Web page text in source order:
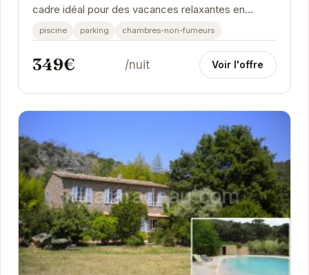
cadre idéal pour des vacances relaxantes en
famille ou entre amis. Avec sa piscine privée, vous
pourrez...
piscine parking chambres-non-fumeurs
349€ /nuit Voir l'offre